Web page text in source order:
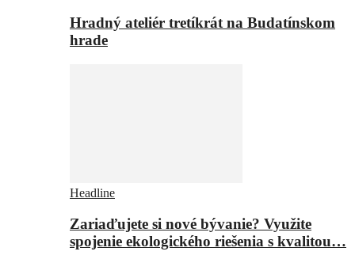
Hradný ateliér tretíkrát na Budatínskom
hrade
Headline
Zariaďujete si nové bývanie? Využite
spojenie ekologického riešenia s kvalitou…